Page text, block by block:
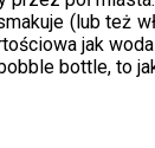
(lub też
jak
bottle, to